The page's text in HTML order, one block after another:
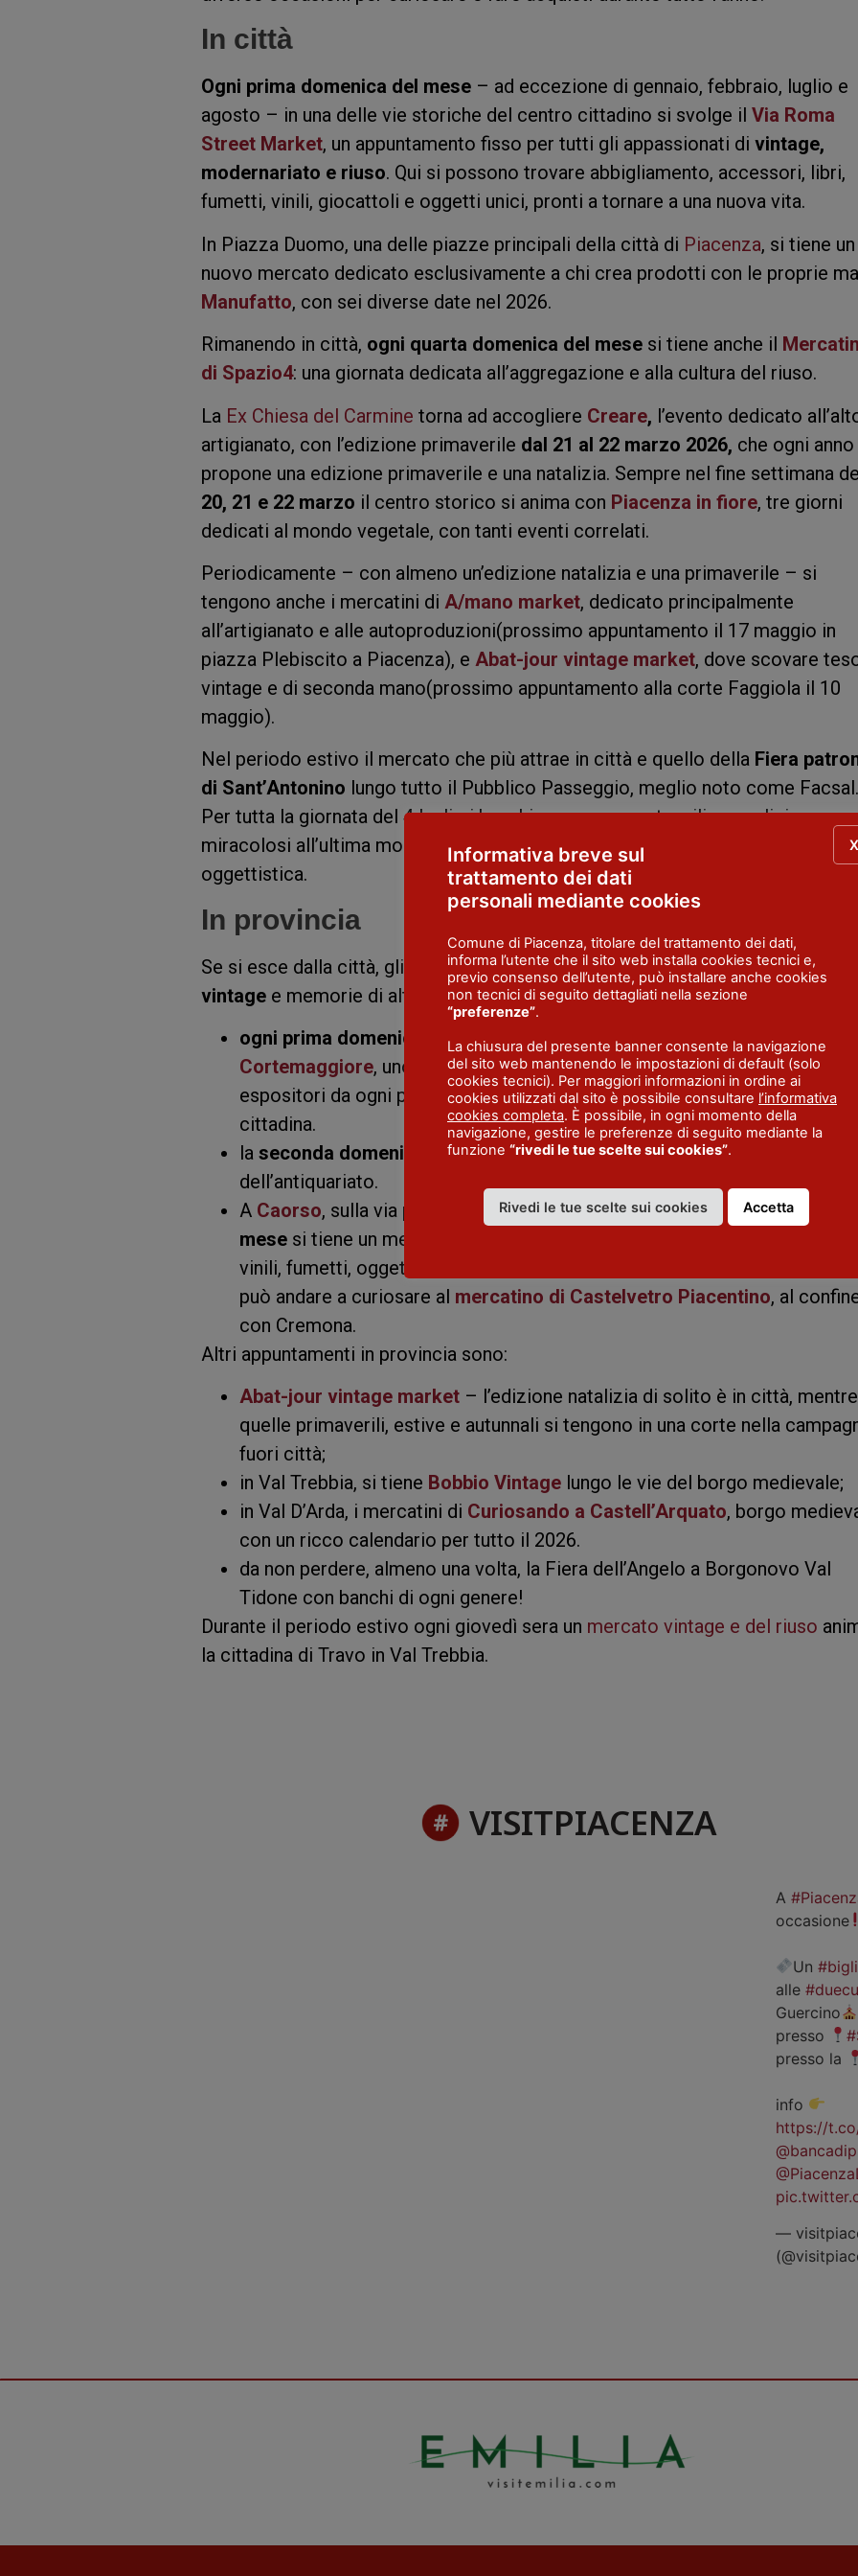
In città
Ogni prima domenica del mese – ad eccezione di gennaio, febbraio, luglio e
agosto – in una delle vie storiche del centro cittadino si svolge il Via Roma
Street Market, un appuntamento fisso per tutti gli appassionati di vintage,
modernariato e riuso. Qui si possono trovare abbigliamento, accessori, libri,
fumetti, vinili, giocattoli e oggetti unici, pronti a tornare a una nuova vita.
In Piazza Duomo, una delle piazze principali della città di Piacenza, si tiene un
nuovo mercato dedicato esclusivamente a chi crea prodotti con le proprie
Manufatto, con sei diverse date nel 2026.
Rimanendo in città, ogni quarta domenica del mese si tiene anche il
di Spazio4: una giornata dedicata all’aggregazione e alla cultura del riuso.
La Ex Chiesa del Carmine torna ad accogliere Creare, l’evento dedicato
artigianato, con l’edizione primaverile dal 21 al 22 marzo 2026, che ogni anno
propone una edizione primaverile e una natalizia. Sempre nel fine settimana
20, 21 e 22 marzo il centro storico si anima con Piacenza in fiore, tre giorni
dedicati al mondo vegetale, con tanti eventi correlati.
Periodicamente – con almeno un’edizione natalizia e una primaverile – si
tengono anche i mercatini di A/mano market, dedicato principalmente
all’artigianato e alle autoproduzioni(prossimo appuntamento il 17 maggio in
piazza Plebiscito a Piacenza), e Abat-jour vintage market, dove scovare
vintage e di seconda mano(prossimo appuntamento alla corte Faggiola il 10
maggio).
Nel periodo estivo il mercato che più attrae in città e quello della Fiera
di Sant’Antonino lungo tutto il Pubblico Passeggio, meglio noto come Facsal.
Per tutta la giornata del 4 luglio i banchi propongono utensili per pulizie
miracolosi all’ultima moda, accanto a tradizionali banchi di abbigliamento e
oggettistica.
In provincia
Se si esce dalla città, gli appuntamenti e le occasioni per curiosare tra oggetti
vintage e memorie di altri tempi si moltiplicano:
ogni prima domenica del mesesi tiene ilMercato dell’antiquariato a
Cortemaggiore, uno dei più importanti e grandi della provincia con
espositori da ogni parte d’Italia, lungo le vie principali e sotto i portici della
cittadina.
la seconda domenica del mese èPontenurea ospitare un mercatino
dell’antiquariato.
A Caorso, sulla via per Cremona lungo il fiume Po, laquarta domenica del
mese si tiene un mercato dell’usato per tutti i gusti e le tasche, dove
vinili, fumetti, oggettistica e mobili. Sempre la quarta domenica del mese
può andare a curiosare al mercatino di Castelvetro Piacentino, al
con Cremona.
Altri appuntamenti in provincia sono:
Abat-jour vintage market – l’edizione natalizia di solito è in città, mentre
quelle primaverili, estive e autunnali si tengono in una corte nella
fuori città;
in Val Trebbia, si tiene Bobbio Vintage lungo le vie del borgo medievale;
in Val D’Arda, i mercatini di Curiosando a Castell’Arquato, borgo
con un ricco calendario per tutto il 2026.
da non perdere, almeno una volta, la Fiera dell’Angelo a Borgonovo Val
Tidone con banchi di ogni genere!
Durante il periodo estivo ogni giovedì sera un mercato vintage e del riuso
la cittadina di Travo in Val Trebbia.
VISITPIACENZA
A
occasione
Un
alle
Guercino
presso
presso la
info
https://
—
Informativa breve sul
trattamento dei dati
personali mediante cookies
Comune di Piacenza, titolare del trattamento dei dati,
informa l’utente che il sito web installa cookies tecnici e,
previo consenso dell’utente, può installare anche cookies
non tecnici di seguito dettagliati nella sezione
“preferenze”.
La chiusura del presente banner consente la navigazione
del sito web mantenendo le impostazioni di default (solo
cookies tecnici). Per maggiori informazioni in ordine ai
cookies utilizzati dal sito è possibile consultare l’informativa
cookies completa. È possibile, in ogni momento della
navigazione, gestire le preferenze di seguito mediante la
funzione “rivedi le tue scelte sui cookies”.
Rivedi le tue scelte sui cookies Accetta
X